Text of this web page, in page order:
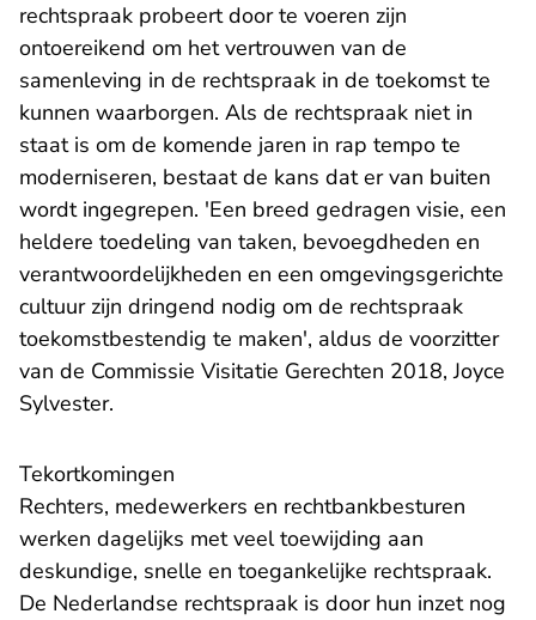
rechtspraak probeert door te voeren zijn
ontoereikend om het vertrouwen van de
samenleving in de rechtspraak in de toekomst te
kunnen waarborgen. Als de rechtspraak niet in
staat is om de komende jaren in rap tempo te
moderniseren, bestaat de kans dat er van buiten
wordt ingegrepen. 'Een breed gedragen visie, een
heldere toedeling van taken, bevoegdheden en
verantwoordelijkheden en een omgevingsgerichte
cultuur zijn dringend nodig om de rechtspraak
toekomstbestendig te maken', aldus de voorzitter
van de Commissie Visitatie Gerechten 2018, Joyce
Sylvester.
Tekortkomingen
Rechters, medewerkers en rechtbankbesturen
werken dagelijks met veel toewijding aan
deskundige, snelle en toegankelijke rechtspraak.
De Nederlandse rechtspraak is door hun inzet nog